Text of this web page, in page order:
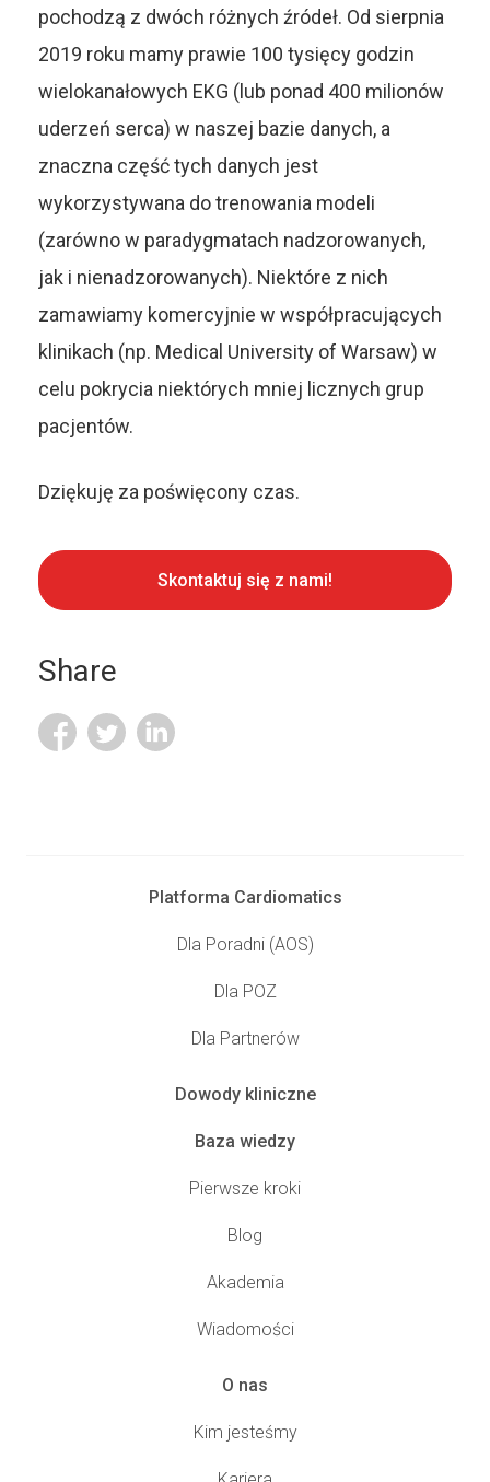
pochodzą z dwóch różnych źródeł. Od sierpnia
2019 roku mamy prawie 100 tysięcy godzin
wielokanałowych EKG (lub ponad 400 milionów
uderzeń serca) w naszej bazie danych, a
znaczna część tych danych jest
wykorzystywana do trenowania modeli
(zarówno w paradygmatach nadzorowanych,
jak i nienadzorowanych). Niektóre z nich
zamawiamy komercyjnie w współpracujących
klinikach (np. Medical University of Warsaw) w
celu pokrycia niektórych mniej licznych grup
pacjentów.
Dziękuję za poświęcony czas.
Skontaktuj się z nami!
Share
Platforma Cardiomatics
Dla Poradni (AOS)
Dla POZ
Dla Partnerów
Dowody kliniczne
Baza wiedzy
Pierwsze kroki
Blog
Akademia
Wiadomości
O nas
Kim jesteśmy